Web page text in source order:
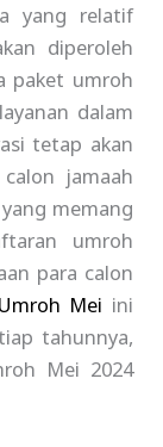
yang relatif
diperoleh
paket umroh
dalam
tetap akan
jamaah
memang
umroh
para calon
Umroh Mei ini
tahunnya,
Mei 2024